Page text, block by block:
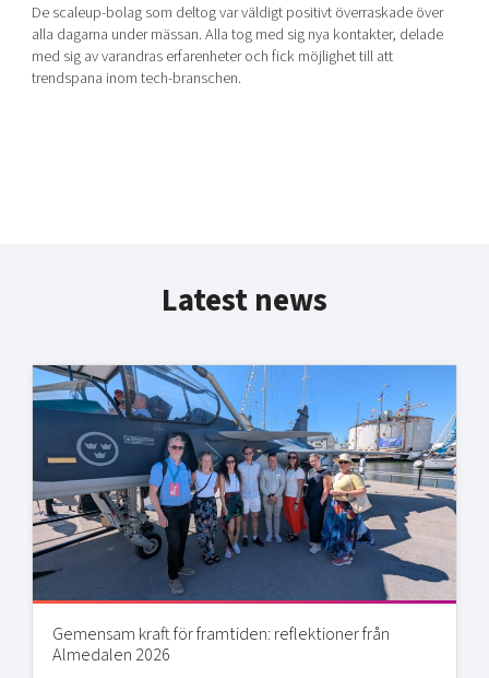
De scaleup-bolag som deltog var väldigt positivt överraskade över
alla dagarna under mässan. Alla tog med sig nya kontakter, delade
med sig av varandras erfarenheter och fick möjlighet till att
trendspana inom tech-branschen.
Latest news
Gemensam kraft för framtiden: reflektioner från
Almedalen 2026